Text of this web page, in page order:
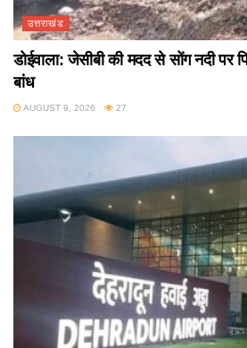
उत्तराखंड
डोईवाला: जेसीबी की मदद से सोंग नदी पर
बांध
AUGUST 9, 2026 27